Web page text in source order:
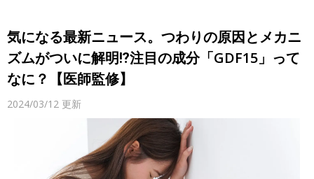
気になる最新ニュース。つわりの原因とメカニ
ズムがついに解明⁉注目の成分「GDF15」って
なに？【医師監修】
2024/03/12 更新